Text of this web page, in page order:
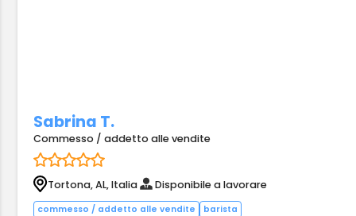
Sabrina T.
Commesso / addetto alle vendite
Tortona, AL, Italia Disponibile a lavorare
commesso / addetto alle vendite barista